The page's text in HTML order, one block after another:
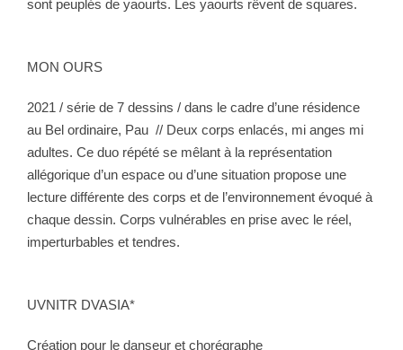
sont peuplés de yaourts. Les yaourts rêvent de squares.
MON OURS
2021 / série de 7 dessins / dans le cadre d’une résidence
au Bel ordinaire, Pau // Deux corps enlacés, mi anges mi
adultes. Ce duo répété se mêlant à la représentation
allégorique d’un espace ou d’une situation propose une
lecture différente des corps et de l’environnement évoqué à
chaque dessin. Corps vulnérables en prise avec le réel,
imperturbables et tendres.
UVNITR DVASIA*
Création pour le danseur et chorégraphe